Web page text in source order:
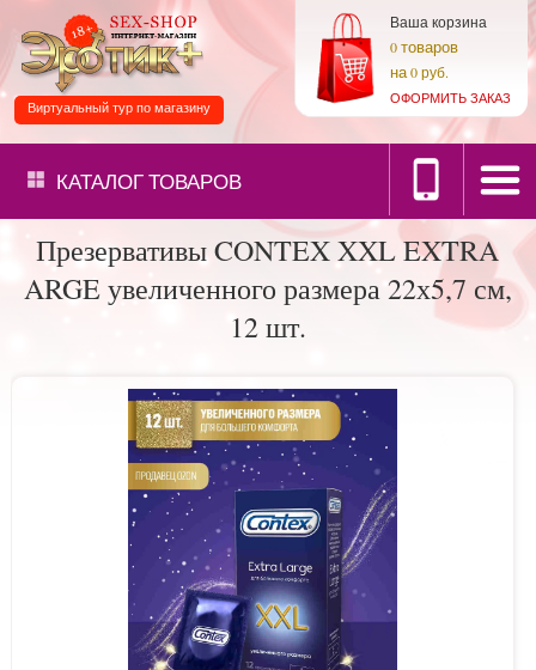
Ваша корзина
0товаров
на0 руб.
ОФОРМИТЬ ЗАКАЗ
Виртуальный тур по магазину
КАТАЛОГТОВАРОВ
Презервативы CONTEX XXL EXTRA
ARGE увеличенного размера 22х5,7 см,
12 шт.